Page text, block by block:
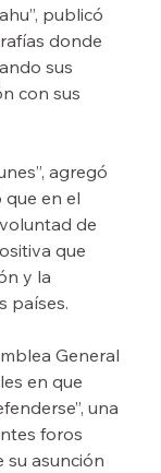
publicó
donde
sus
con sus
agregó
en el
de
que
y la
países.
General
en que
una
foros
su asunción